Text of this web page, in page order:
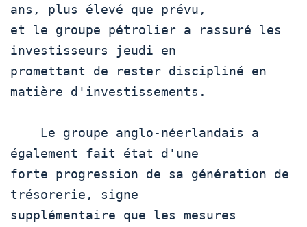
ans, plus élevé que prévu,
et le groupe pétrolier a rassuré les
investisseurs jeudi en
promettant de rester discipliné en
matière d'investissements.
également fait état d'une
forte progression de sa génération de
trésorerie, signe
supplémentaire que les mesures